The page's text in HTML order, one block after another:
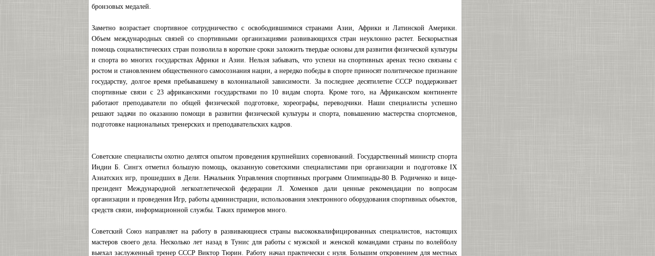
бронзовых медалей.
Заметно возрастает спортивное сотрудничество с освободившимися странами Азии, Африки и Латинской Америки.
Объем международных связей со спортивными организациями развивающихся стран неуклонно растет. Бескорыстная
помощь социалистических стран позволила в короткие сроки заложить твердые основы для развития физической культуры
и спорта во многих государствах Африки и Азии. Нельзя забывать, что успехи на спортивных аренах тесно связаны с
ростом и становлением общественного самосознания нации, а нередко победы в спорте приносят политическое признание
государству, долгое время пребывавшему в колониальной зависимости. За последнее десятилетие СССР поддерживает
спортивные связи с 23 африканскими государствами по 10 видам спорта. Кроме того, на Африканском континенте
работают преподаватели по общей физической подготовке, хореографы, переводчики. Наши специалисты успешно
решают задачи по оказанию помощи в развитии физической культуры и спорта, повышению мастерства спортсменов,
подготовке национальных тренерских и преподавательских кадров.
Советские специалисты охотно делятся опытом проведения крупнейших соревнований. Государственный министр спорта
Индии Б. Сингх отметил большую помощь, оказанную советскими специалистами при организации и подготовке IX
Азиатских игр, прошедших в Дели. Начальник Управления спортивных программ Олимпиады-80 В. Родиченко и вице-
президент Международной легкоатлетической федерации Л. Хоменков дали ценные рекомендации по вопросам
организации и проведения Игр, работы администрации, использования электронного оборудования спортивных объектов,
средств связи, информационной службы. Таких примеров много.
Советский Союз направляет на работу в развивающиеся страны высококвалифицированных специалистов, настоящих
мастеров своего дела. Несколько лет назад в Тунис для работы с мужской и женской командами страны по волейболу
выехал заслуженный тренер СССР Виктор Тюрин. Работу начал практически с нуля. Большим откровением для местных